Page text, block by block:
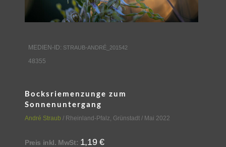
AUSSTELLUNGEN
KONTAKT
MEDIEN-ID: STRAUB-ANDRÉ_201542
48355
Bocksriemenzunge zum
Sonnenuntergang
André Straub / Rheinland-Pfalz, Grünstadt / Mai 2022
Preis inkl. MwSt: 1,19 €